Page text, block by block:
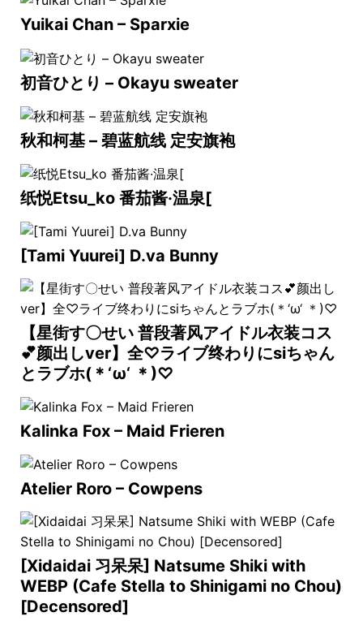
Yuikai Chan – Sparxie
初音ひとり – Okayu sweater
秋和柯基 – 碧蓝航线 定安旗袍
纸悦Etsu_ko 番茄酱·温泉[
[Tami Yuurei] D.va Bunny
【星街す〇せい 普段著风アイドル衣装コス
💕颜出しver】全♡ライブ终わりにsiちゃん
とラブホ(＊‘ω‘ ＊)♡
Kalinka Fox – Maid Frieren
Atelier Roro – Cowpens
[Xidaidai 习呆呆] Natsume Shiki with
WEBP (Cafe Stella to Shinigami no Chou)
[Decensored]